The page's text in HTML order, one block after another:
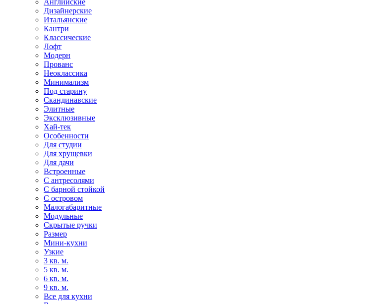
Дизайнерские
Итальянские
Кантри
Классические
Лофт
Модерн
Прованс
Неоклассика
Минимализм
Под старину
Скандинавские
Элитные
Эксклюзивные
Хай-тек
Особенности
Для студии
Для хрущевки
Для дачи
Встроенные
С антресолями
С барной стойкой
С островом
Малогабаритные
Модульные
Скрытые ручки
Размер
Мини-кухни
Узкие
3 кв. м.
5 кв. м.
6 кв. м.
9 кв. м.
Все для кухни